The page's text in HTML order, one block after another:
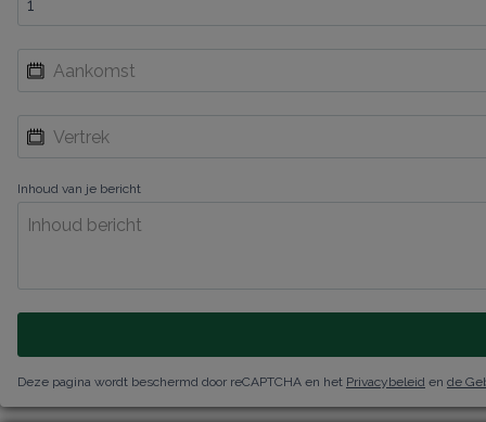
Inhoud van je bericht
Deze pagina wordt beschermd door reCAPTCHA en het Privacybeleid en de